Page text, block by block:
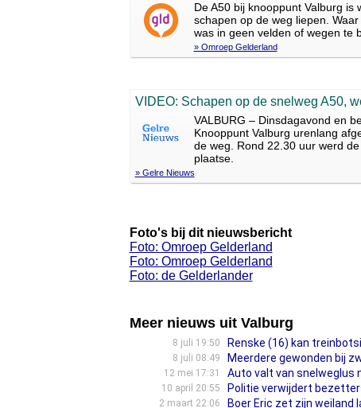
De A50 bij knooppunt Valburg
schapen op de weg liepen.
was in geen velden of wegen te
» Omroep Gelderland
VIDEO: Schapen op de snelweg A50,
VALBURG – Dinsdagavond en
Knooppunt Valburg urenlang
de weg. Rond 22.30 uur werd
plaatse.
» Gelre Nieuws
Foto's bij dit nieuwsbericht
Foto: Omroep Gelderland
Foto: Omroep Gelderland
Foto: de Gelderlander
Meer nieuws uit Valburg
8 juli 19:50 Renske (16) kan
8 juli 08:49 Meerdere gewonden bij
12 mei 17:31 Auto valt van snelweglus
10 april 20:55 Politie verwijdert
2 maart 22:06 Boer Eric zet zijn weiland